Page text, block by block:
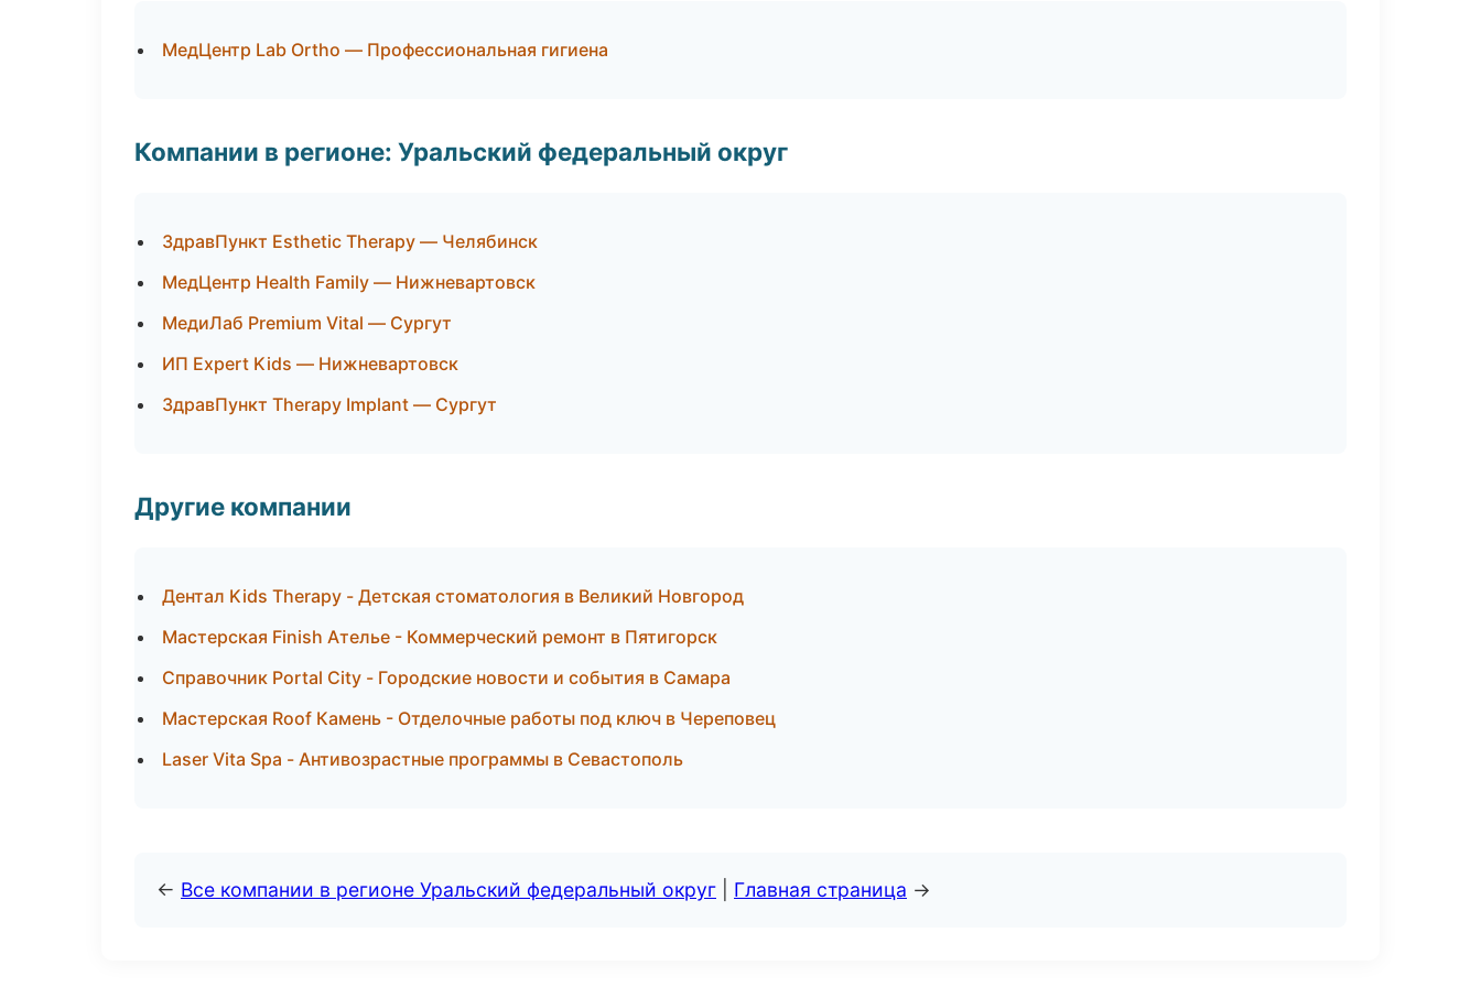
МедЦентр Lab Ortho — Профессиональная гигиена
Компании в регионе: Уральский федеральный округ
ЗдравПункт Esthetic Therapy — Челябинск
МедЦентр Health Family — Нижневартовск
МедиЛаб Premium Vital — Сургут
ИП Expert Kids — Нижневартовск
ЗдравПункт Therapy Implant — Сургут
Другие компании
Дентал Kids Therapy - Детская стоматология в Великий Новгород
Мастерская Finish Ателье - Коммерческий ремонт в Пятигорск
Справочник Portal City - Городские новости и события в Самара
Мастерская Roof Камень - Отделочные работы под ключ в Череповец
Laser Vita Spa - Антивозрастные программы в Севастополь
← Все компании в регионе Уральский федеральный округ Главная страница →